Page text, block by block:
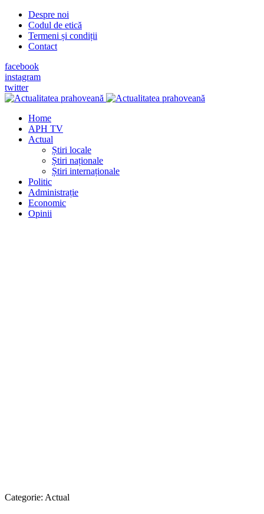
Despre noi
Codul de etică
Termeni și condiții
Contact
facebook
instagram
twitter
Home
APH TV
Actual
Știri locale
Știri naționale
Știri internaționale
Politic
Administrație
Economic
Opinii
Categorie: Actual